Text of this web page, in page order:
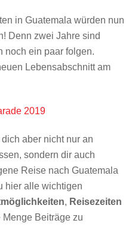
in Guatemala würden nun
Denn zwei Jahre sind
noch ein paar folgen.
Lebensabschnitt am
aber nicht nur an
sondern dir auch
Reise nach Guatemala
hier alle wichtigen
, Reisezeiten
Beiträge zu